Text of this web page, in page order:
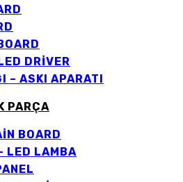
DRİVER
– ASKI APARATI
PARÇA
BOARD
LED LAMBA